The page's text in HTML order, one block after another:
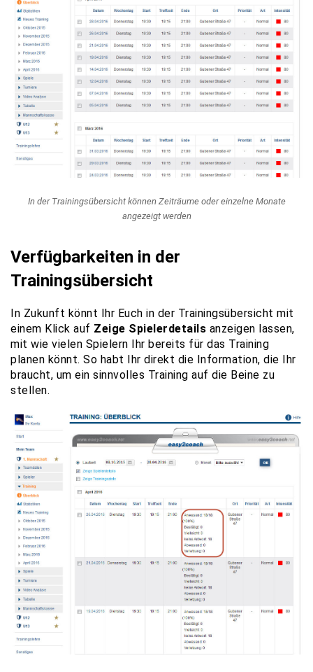
In der Trainingsübersicht können Zeiträume oder einzelne Monate
angezeigt werden
Verfügbarkeiten in der
Trainingsübersicht
In Zukunft könnt Ihr Euch in der Trainingsübersicht mit
einem Klick auf Zeige Spielerdetails anzeigen lassen,
mit wie vielen Spielern Ihr bereits für das Training
planen könnt. So habt Ihr direkt die Information, die Ihr
braucht, um ein sinnvolles Training auf die Beine zu
stellen.